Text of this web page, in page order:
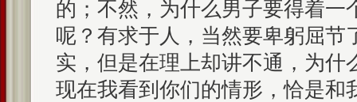
的；不然，为什么男子要得着一
呢？有求于人，当然要卑躬屈节
实，但是在理上却讲不通，为什
现在我看到你们的情形，恰是和